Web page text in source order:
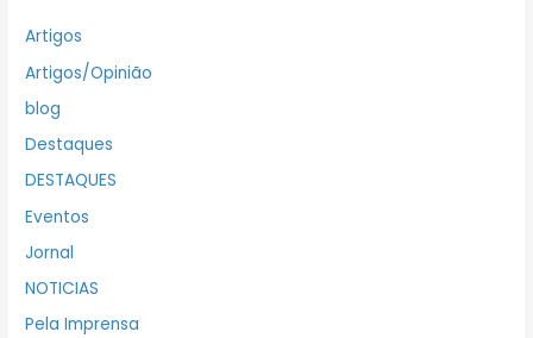
Artigos
Artigos/Opinião
blog
Destaques
DESTAQUES
Eventos
Jornal
NOTICIAS
Pela Imprensa